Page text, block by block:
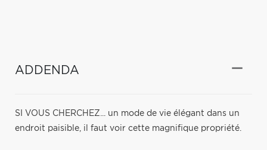
ADDENDA
SI VOUS CHERCHEZ... un mode de vie élégant dans un
endroit paisible, il faut voir cette magnifique propriété.